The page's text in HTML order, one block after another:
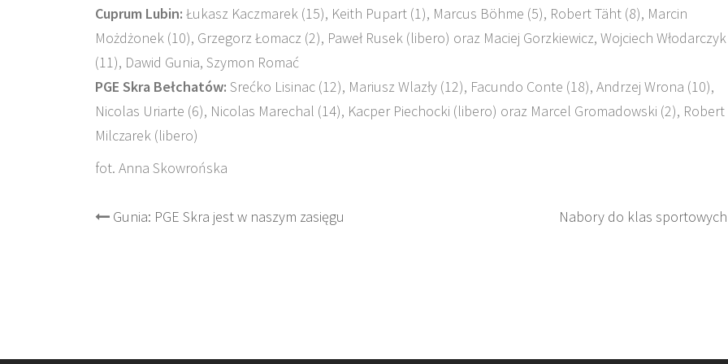
Cuprum Lubin: Łukasz Kaczmarek (15), Keith Pupart (1), Marcus Böhme (5), Robert Täht (8), Marcin
Możdżonek (10), Grzegorz Łomacz (2), Paweł Rusek (libero) oraz Maciej Gorzkiewicz, Wojciech Włodarczyk
(11), Dawid Gunia, Szymon Romać
PGE Skra Bełchatów: Srećko Lisinac (12), Mariusz Wlazły (12), Facundo Conte (18), Andrzej Wrona (10),
Nicolas Uriarte (6), Nicolas Marechal (14), Kacper Piechocki (libero) oraz Marcel Gromadowski (2), Robert
Milczarek (libero)
fot. Anna Skowrońska
Post
Gunia: PGE Skra jest w naszym zasięgu Nabory do klas